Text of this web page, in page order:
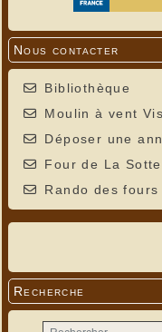
Nous contacter
Bibliothèque
Moulin à vent
Déposer une
Four de La Sotte
Rando des
Recherche